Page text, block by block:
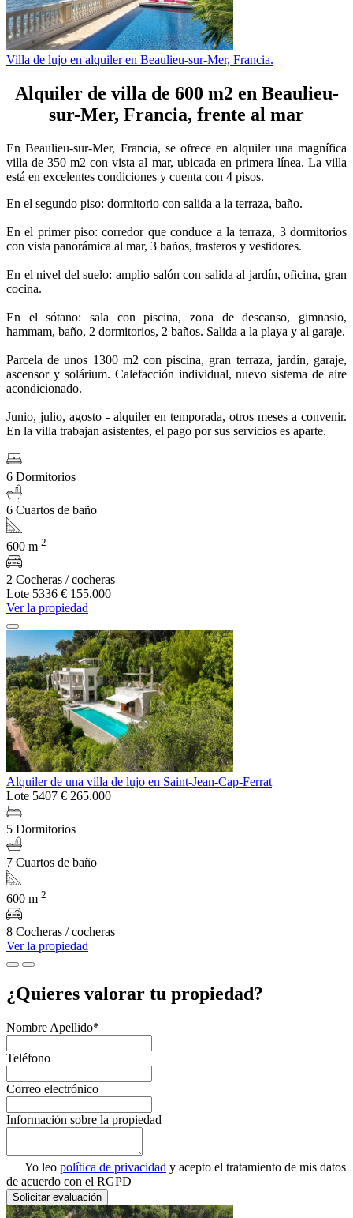
Villa de lujo en alquiler en Beaulieu-sur-Mer, Francia.
Alquiler de villa de 600 m2 en Beaulieu-
sur-Mer, Francia, frente al mar
En Beaulieu-sur-Mer, Francia, se ofrece en alquiler una magnífica
villa de 350 m2 con vista al mar, ubicada en primera línea. La villa
está en excelentes condiciones y cuenta con 4 pisos.
En el segundo piso: dormitorio con salida a la terraza, baño.
En el primer piso: corredor que conduce a la terraza, 3 dormitorios
con vista panorámica al mar, 3 baños, trasteros y vestidores.
En el nivel del suelo: amplio salón con salida al jardín, oficina, gran
cocina.
En el sótano: sala con piscina, zona de descanso, gimnasio,
hammam, baño, 2 dormitorios, 2 baños. Salida a la playa y al garaje.
Parcela de unos 1300 m2 con piscina, gran terraza, jardín, garaje,
ascensor y solárium. Calefacción individual, nuevo sistema de aire
acondicionado.
Junio, julio, agosto - alquiler en temporada, otros meses a convenir.
En la villa trabajan asistentes, el pago por sus servicios es aparte.
6 Dormitorios
6 Cuartos de baño
600 m 2
2 Cocheras / cocheras
Lote 5336 € 155.000
Ver la propiedad
Alquiler de una villa de lujo en Saint-Jean-Cap-Ferrat
Lote 5407 € 265.000
5 Dormitorios
7 Cuartos de baño
600 m 2
8 Cocheras / cocheras
Ver la propiedad
¿Quieres valorar tu propiedad?
Nombre Apellido*
Teléfono
Correo electrónico
Información sobre la propiedad
Yo leo política de privacidad y acepto el tratamiento de mis datos
de acuerdo con el RGPD
Solicitar evaluación